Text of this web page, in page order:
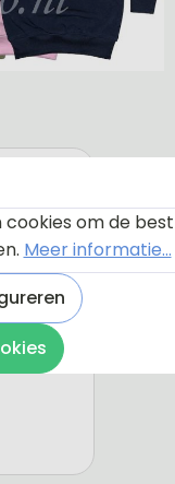
om de best
Meer informatie...